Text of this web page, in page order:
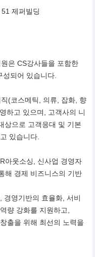
제퍼빌딩
은 CS강사들을 포함한
성되어 있습니다.
(코스메틱, 의류, 잡화, 향
하고 있으며, 고객사의 니
상으로 고객응대 및 기본
있습니다.
아웃소싱, 신사업 경영자
해 경제 비즈니스의 기반
경영기반의 효율화, 서비
량 강화를 지원하고,
출을 위해 최선의 노력을